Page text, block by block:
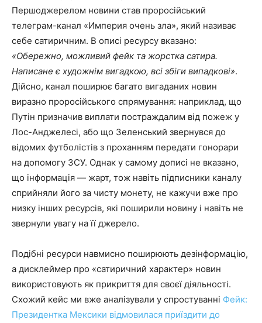
Першоджерелом новини став проросійський
телеграм-канал «Империя очень зла», який називає
себе сатиричним. В описі ресурсу вказано:
«Обережно, можливий фейк та жорстка сатира.
Написане є художнім вигадкою, всі збіги випадкові».
Дійсно, канал поширює багато вигаданих новин
виразно проросійського спрямування: наприклад, що
Путін призначив виплати постраждалим від пожеж у
Лос-Анджелесі, або що Зеленський звернувся до
відомих футболістів з проханням передати гонорари
на допомогу ЗСУ. Однак у самому дописі не вказано,
що інформація — жарт, тож навіть підписники каналу
сприйняли його за чисту монету, не кажучи вже про
низку інших ресурсів, які поширили новину і навіть не
звернули увагу на її джерело.
Подібні ресурси навмисно поширюють дезінформацію,
а дисклеймер про «сатиричний характер» новин
використовують як прикриття для своєї діяльності.
Схожий кейс ми вже аналізували у спростуванні Фейк:
Президентка Мексики відмовилася приїздити до